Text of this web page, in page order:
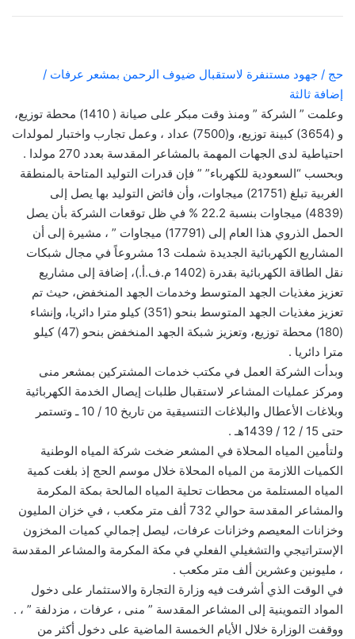
حج / جهود مستنفرة لاستقبال ضيوف الرحمن بمشعر عرفات /
إضافة ثالثة
وعلمت ” الشركة ” ومنذ وقت مبكر على صيانة ( 1410) محطة توزيع،
و (3654) كبينة توزيع، و(7500) عداد ، وعمل تجارب واختبار لمولدات
احتياطية لدى الجهات المهمة بالمشاعر المقدسة بعدد 270 مولدا .
وبحسب “السعودية للكهرباء” ” فإن قدرات التوليد المتاحة بالمنطقة
الغربية تبلغ (21751) ميجاوات، وأن فائض التوليد بها يصل إلى
(4839) ميجاوات بنسبة 22.2 % في ظل توقعات الشركة بأن يصل
الحمل الذروي هذا العام إلى (17791) ميجاوات ” ، مشيرة إلى أن
المشاريع الكهربائية الجديدة شملت 13 مشروعاً في مجال شبكات
نقل الطاقة الكهربائية بقدرة (1402 م.ف.أ.)، إضافة إلى مشاريع
تعزيز مغذيات الجهد المتوسط وخدمات الجهد المنخفض، حيث تم
تعزيز مغذيات الجهد المتوسط بنحو (351) كيلو مترا دائريا، وإنشاء
(180) محطة توزيع، وتعزيز شبكة الجهد المنخفض بنحو (47) كيلو
مترا دائريا .
وبدأت الشركة العمل في مكتب خدمات المشتركين بمشعر منى
ومركز عمليات المشاعر لاستقبال طلبات إيصال الخدمة الكهربائية
وبلاغات الأعطال والبلاغات التنسيقية من تاريخ 10 / 10 ـ وتستمر
حتى 15 / 12 / 1439هـ .
ولتأمين المياه المحلاة في المشعر ضخت شركة المياه الوطنية
الكميات اللازمة من المياه المحلاة خلال موسم الحج إذ بلغت كمية
المياه المستلمة من محطات تحلية المياه المالحة بمكة المكرمة
والمشاعر المقدسة حوالي 732 ألف متر مكعب ، في خزان المليون
وخزانات المعيصم وخزانات عرفات، ليصل إجمالي كميات المخزون
الإستراتيجي والتشغيلي الفعلي في مكة المكرمة والمشاعر المقدسة
، مليونين وعشرين ألف متر مكعب .
في الوقت الذي أشرفت فيه وزارة التجارة والاستثمار على دخول
المواد التموينية إلى المشاعر المقدسة ” منى ، عرفات ، مزدلفة ” ، .
ووقفت الوزارة خلال الأيام الخمسة الماضية على دخول أكثر من